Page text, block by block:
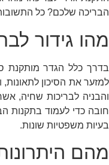
הבריכה שלכם? כל
מהו גידור
בדרך כלל הגדר מותקנת
למזער את הסיכון לתאונות,
והבניה לבריכות שחיה,
חובה כדי לעמוד בתקנות
בעיות משפטיות שונות.
מהם